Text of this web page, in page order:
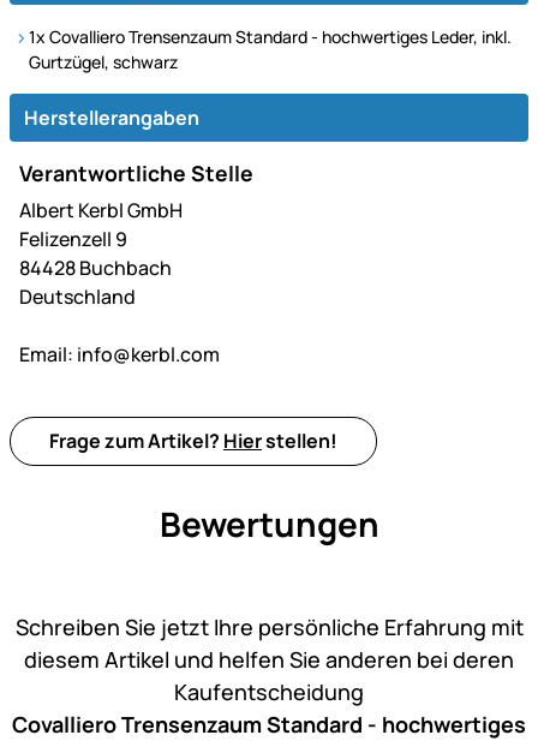
1x Covalliero Trensenzaum Standard - hochwertiges Leder, inkl.
Gurtzügel, schwarz
Herstellerangaben
Verantwortliche Stelle
Albert Kerbl GmbH
Felizenzell 9
84428 Buchbach
Deutschland
Email: info@kerbl.com
Frage zum Artikel? Hierstellen!
Bewertungen
Schreiben Sie jetzt Ihre persönliche Erfahrung mit
diesem Artikel und helfen Sie anderen bei deren
Kaufentscheidung
Covalliero Trensenzaum Standard - hochwertiges